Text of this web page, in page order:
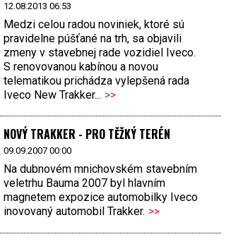
12.08.2013 06:53
Medzi celou radou noviniek, ktoré sú
pravidelne púšťané na trh, sa objavili
zmeny v stavebnej rade vozidiel Iveco.
S renovovanou kabínou a novou
telematikou prichádza vylepšená rada
Iveco New Trakker... >>
NOVÝ TRAKKER - PRO TĚŽKÝ TERÉN
09.09.2007 00:00
Na dubnovém mnichovském stavebním
veletrhu Bauma 2007 byl hlavním
magnetem expozice automobilky Iveco
inovovaný automobil Trakker. >>